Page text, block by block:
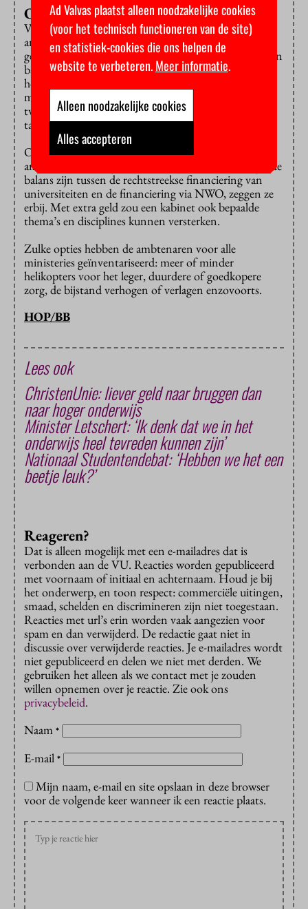
Of geef basisbeurs juist terug
Voor Sinterklaas spelen kan natuurlijk ook. De
ambtenaren noemen allerlei posten waar juist extra
geld naartoe kan. Geef alle bachelorstudenten weer een
basisbeurs: dat kost achthonderd miljoen euro. Voor
honderd miljoen euro extra hebben ook de
masterstudenten er weer een. Het collegegeld voor
tweede studies weer terugbrengen tot het gewone
tarief? Dat kan voor zo’n 180 miljoen euro.
Ook voor wetenschappelijk onderzoek toveren de
ambtenaren bedragen tevoorschijn. Er moet een goede
balans zijn tussen de rechtstreekse financiering van
universiteiten en de financiering via NWO, zeggen ze
erbij. Met extra geld zou een kabinet ook bepaalde
thema’s en disciplines kunnen versterken.
Zulke opties hebben de ambtenaren voor alle
ministeries geïnventariseerd: meer of minder
helikopters voor het leger, duurdere of goedkopere
zorg, de bijstand verhogen of verlagen enzovoorts.
HOP/BB
Lees ook
ChristenUnie: liever geld naar bruggen dan
naar hoger onderwijs
Minister Letschert: ‘Ik denk dat we in het
onderwijs heel tevreden kunnen zijn’
Nationaal Studentendebat: ‘Hebben we het een
beetje leuk?’
Reageren?
Dat is alleen mogelijk met een e-mailadres dat is
verbonden aan de VU. Reacties worden gepubliceerd
met voornaam of initiaal en achternaam. Houd je bij
het onderwerp, en toon respect: commerciële uitingen,
smaad, schelden en discrimineren zijn niet toegestaan.
Reacties met url’s erin worden vaak aangezien voor
spam en dan verwijderd. De redactie gaat niet in
discussie over verwijderde reacties. Je e-mailadres wordt
niet gepubliceerd en delen we niet met derden. We
gebruiken het alleen als we contact met je zouden
willen opnemen over je reactie. Zie ook ons
privacybeleid.
Naam *
E-mail *
Mijn naam, e-mail en site opslaan in deze browser
voor de volgende keer wanneer ik een reactie plaats.
Ad Valvas plaatst alleen noodzakelijke cookies
(voor het technisch functioneren van de site)
en statistiek-cookies die ons helpen de
website te verbeteren.Meer informatie.
Alleen noodzakelijke cookies
Alles accepteren